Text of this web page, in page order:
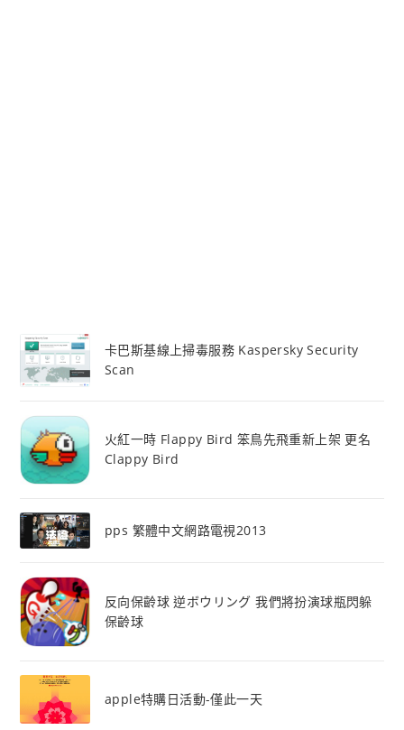
卡巴斯基線上掃毒服務 Kaspersky Security
Scan
火紅一時 Flappy Bird 笨鳥先飛重新上架 更名
Clappy Bird
pps 繁體中文網路電視2013
反向保齡球 逆ボウリング 我們將扮演球瓶閃躲
保齡球
apple特購日活動-僅此一天